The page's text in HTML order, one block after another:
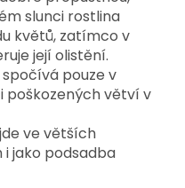
slunci rostlina
květů, zatímco v
její olistění.
pouze v
poškozených větví v
ve větších
jako podsadba